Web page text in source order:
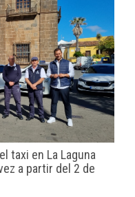
taxi en La Laguna
a partir del 2 de